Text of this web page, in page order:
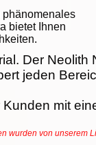
phänomenales
bietet Ihnen
Der Neolith
jeden
mit
wurden von unserem